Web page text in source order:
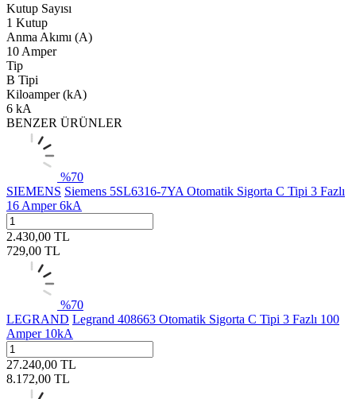
Kutup Sayısı
1 Kutup
Anma Akımı (A)
10 Amper
Tip
B Tipi
Kiloamper (kA)
6 kA
BENZER ÜRÜNLER
%70
SIEMENS Siemens 5SL6316-7YA Otomatik Sigorta C Tipi 3 Fazlı
16 Amper 6kA
2.430,00 TL
729,00 TL
%70
LEGRAND Legrand 408663 Otomatik Sigorta C Tipi 3 Fazlı 100
Amper 10kA
27.240,00 TL
8.172,00 TL